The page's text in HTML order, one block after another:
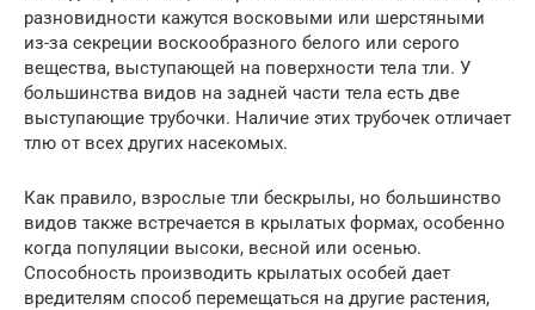
разновидности кажутся восковыми или шерстяными
из-за секреции воскообразного белого или серого
вещества, выступающей на поверхности тела тли. У
большинства видов на задней части тела есть две
выступающие трубочки. Наличие этих трубочек отличает
тлю от всех других насекомых.
Как правило, взрослые тли бескрылы, но большинство
видов также встречается в крылатых формах, особенно
когда популяции высоки, весной или осенью.
Способность производить крылатых особей дает
вредителям способ перемещаться на другие растения,